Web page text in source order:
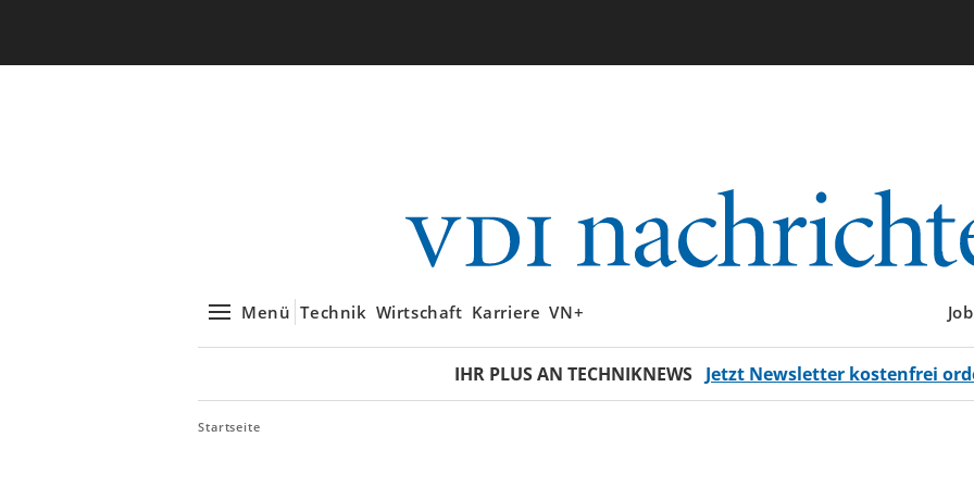
Menü Technik Wirtschaft Karriere VN+
IHR PLUS AN TECHNIKNEWS Jetzt Newsletter kostenfrei
Startseite